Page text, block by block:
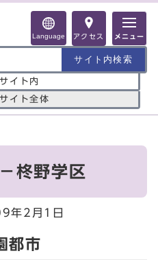
Language アクセス メニュー
イト内
イト全体
柊野学区
年2月1日
都市